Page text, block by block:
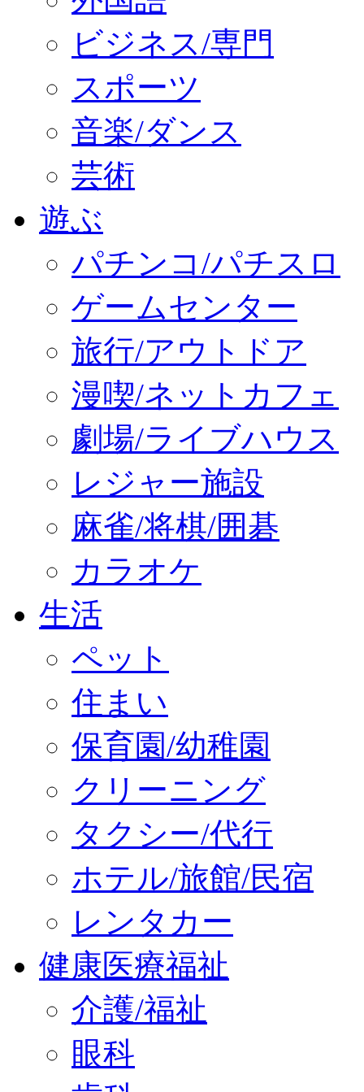
ビジネス/専門
スポーツ
音楽/ダンス
芸術
遊ぶ
パチンコ/パチスロ
ゲームセンター
旅行/アウトドア
漫喫/ネットカフェ
劇場/ライブハウス
レジャー施設
麻雀/将棋/囲碁
カラオケ
生活
ペット
住まい
保育園/幼稚園
クリーニング
タクシー/代行
ホテル/旅館/民宿
レンタカー
健康医療福祉
介護/福祉
眼科